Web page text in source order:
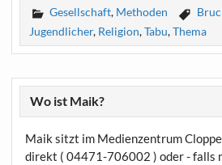
Gesellschaft, Methoden
Jugendlicher, Religion,Tabu,Thema
Wo ist Maik?
Maik sitzt im Medienzentrum
direkt ( 04471-706002 ) oder - falls